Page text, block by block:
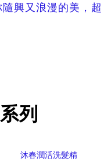
隨興又浪漫的美，超
列